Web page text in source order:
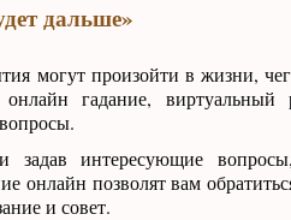
дальше»
могут произойти в жизни,
гадание, виртуальный
интересующие
онлайн позволят вам
и совет.